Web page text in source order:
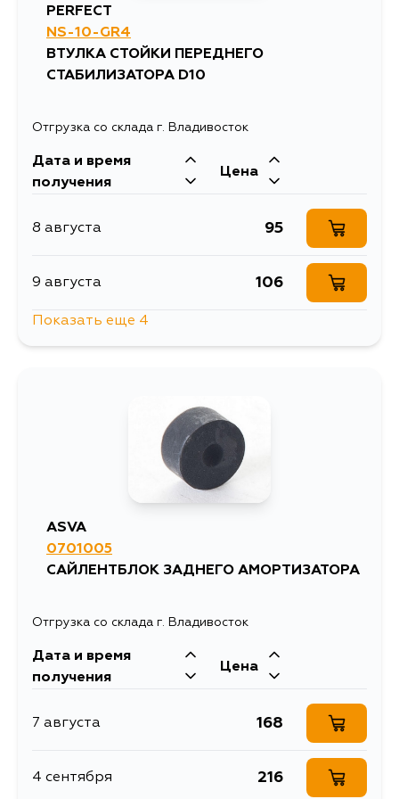
PERFECT
NS-10-GR4
ВТУЛКА СТОЙКИ ПЕРЕДНЕГО
СТАБИЛИЗАТОРА D10
Отгрузка со склада г. Владивосток
Дата и время
получения
Цена
8 августа 95
9 августа 106
144
Показать еще 4
ASVA
0701005
САЙЛЕНТБЛОК ЗАДНЕГО АМОРТИЗАТОРА
Отгрузка со склада г. Владивосток
Дата и время
получения
Цена
7 августа 168
4 сентября 216